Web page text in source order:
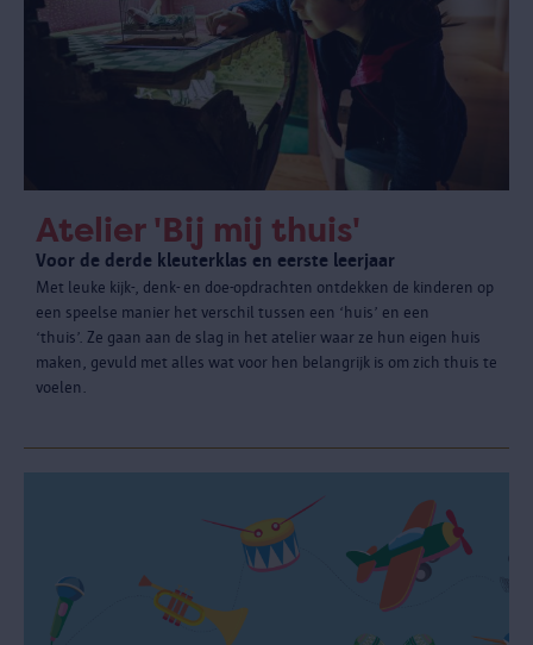
Atelier 'Bij mij thuis'
Voor de derde kleuterklas en eerste leerjaar
Met leuke kijk-, denk- en doe-opdrachten ontdekken de kinderen op
een speelse manier het verschil tussen een ‘huis’ en een
‘thuis’. Ze gaan aan de slag in het atelier waar ze hun eigen huis
maken, gevuld met alles wat voor hen belangrijk is om zich thuis te
voelen.